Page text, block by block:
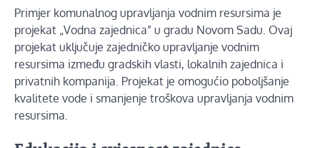
Primjer komunalnog upravljanja vodnim resursima je
projekat „Vodna zajednica” u gradu Novom Sadu. Ovaj
projekat uključuje zajedničko upravljanje vodnim
resursima između gradskih vlasti, lokalnih zajednica i
privatnih kompanija. Projekat je omogućio poboljšanje
kvalitete vode i smanjenje troškova upravljanja vodnim
resursima.